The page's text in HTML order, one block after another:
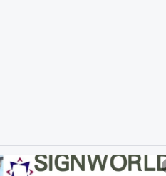
Terms of Service